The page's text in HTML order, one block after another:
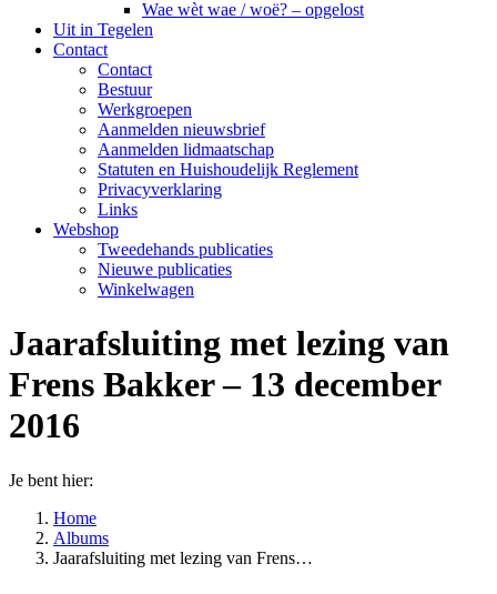
Wae wèt wae / woë? – opgelost
Uit in Tegelen
Contact
Contact
Bestuur
Werkgroepen
Aanmelden nieuwsbrief
Aanmelden lidmaatschap
Statuten en Huishoudelijk Reglement
Privacyverklaring
Links
Webshop
Tweedehands publicaties
Nieuwe publicaties
Winkelwagen
Jaarafsluiting met lezing van
Frens Bakker – 13 december
2016
Je bent hier:
Home
Albums
Jaarafsluiting met lezing van Frens…